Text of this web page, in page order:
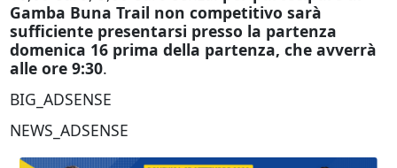
Gamba Buna Trail non competitivo sarà
sufficiente presentarsi presso la partenza
domenica 16 prima della partenza, che avverrà
alle ore 9:30.
BIG_ADSENSE
NEWS_ADSENSE